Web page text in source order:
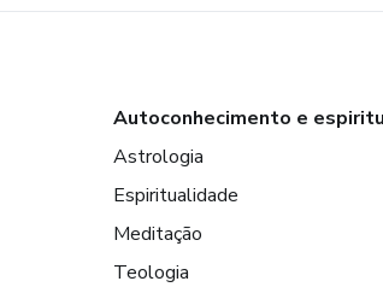
Autoconhecimento e
Astrologia
Espiritualidade
Meditação
Teologia